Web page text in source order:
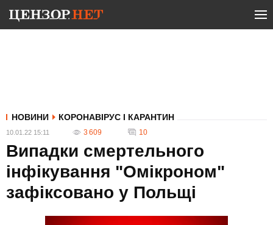
НОВИНИ КОРОНАВІРУС І КАРАНТИН
10.01.22 15:11 3 609 10
Випадки смертельного
інфікування "Омікроном"
зафіксовано у Польщі